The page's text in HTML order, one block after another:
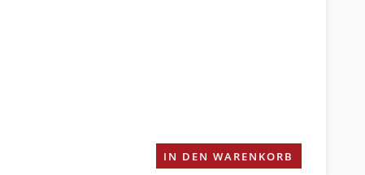
IN DEN WARENKORB